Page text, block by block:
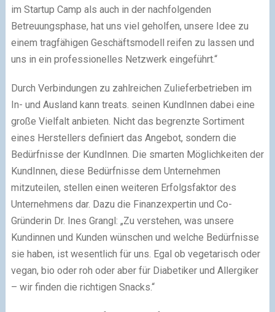
im Startup Camp als auch in der nachfolgenden
Betreuungsphase, hat uns viel geholfen, unsere Idee zu
einem tragfähigen Geschäftsmodell reifen zu lassen und
uns in ein professionelles Netzwerk eingeführt.“
Durch Verbindungen zu zahlreichen Zulieferbetrieben im
In- und Ausland kann treats. seinen KundInnen dabei eine
große Vielfalt anbieten. Nicht das begrenzte Sortiment
eines Herstellers definiert das Angebot, sondern die
Bedürfnisse der KundInnen. Die smarten Möglichkeiten der
KundInnen, diese Bedürfnisse dem Unternehmen
mitzuteilen, stellen einen weiteren Erfolgsfaktor des
Unternehmens dar. Dazu die Finanzexpertin und Co-
Gründerin Dr. Ines Grangl: „Zu verstehen, was unsere
Kundinnen und Kunden wünschen und welche Bedürfnisse
sie haben, ist wesentlich für uns. Egal ob vegetarisch oder
vegan, bio oder roh oder aber für Diabetiker und Allergiker
– wir finden die richtigen Snacks.“